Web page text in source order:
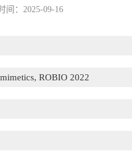
间：2025-09-16
ROBIO 2022